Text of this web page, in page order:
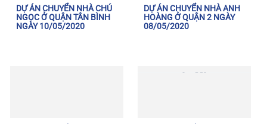
DỰ ÁN CHUYỂN NHÀ CHÚ
NGỌC Ở QUẬN TÂN BÌNH
NGÀY 10/05/2020
DỰ ÁN CHUYỂN NHÀ ANH
HOÀNG Ở QUẬN 2 NGÀY
08/05/2020